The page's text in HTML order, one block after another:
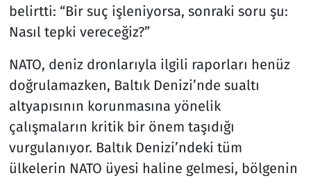
belirtti: “Bir suç işleniyorsa, sonraki soru şu:
Nasıl tepki vereceğiz?”
NATO, deniz dronlarıyla ilgili raporları henüz
doğrulamazken, Baltık Denizi’nde sualtı
altyapısının korunmasına yönelik
çalışmaların kritik bir önem taşıdığı
vurgulanıyor. Baltık Denizi’ndeki tüm
ülkelerin NATO üyesi haline gelmesi, bölgenin